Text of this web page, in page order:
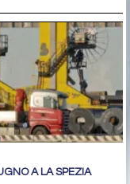
A LA SPEZIA